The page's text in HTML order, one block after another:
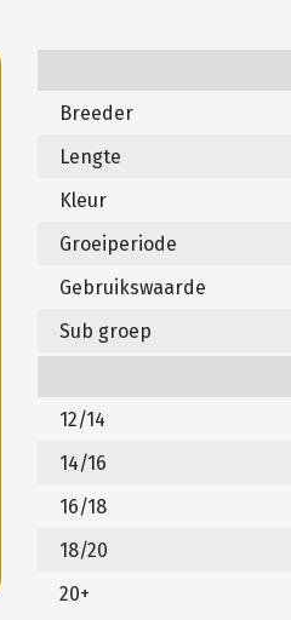
Breeder
Lengte
Kleur
Groeiperiode
Gebruikswaarde
Sub groep
12/14
14/16
16/18
18/20
20+